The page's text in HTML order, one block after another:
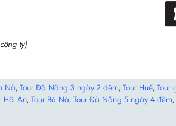
ty)
Nà, Tour Đà Nẵng 3 ngày 2 đêm, Tour Huế, Tour
Hội An, Tour Bà Nà, Tour Đà Nẵng 5 ngày 4 đêm,